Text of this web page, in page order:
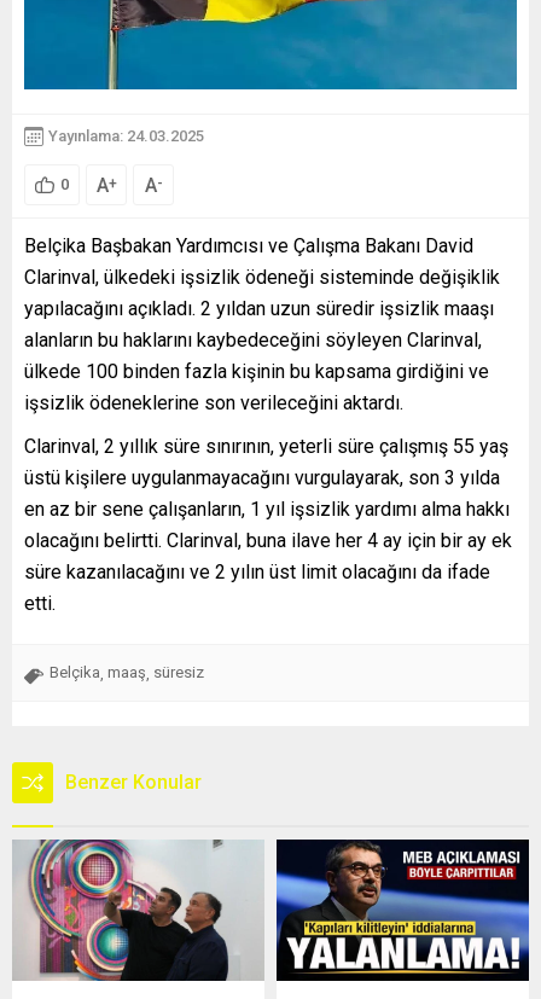
Yayınlama: 24.03.2025
0 A+ A-
Belçika Başbakan Yardımcısı ve Çalışma Bakanı David
Clarinval, ülkedeki işsizlik ödeneği sisteminde değişiklik
yapılacağını açıkladı. 2 yıldan uzun süredir işsizlik maaşı
alanların bu haklarını kaybedeceğini söyleyen Clarinval,
ülkede 100 binden fazla kişinin bu kapsama girdiğini ve
işsizlik ödeneklerine son verileceğini aktardı.
Clarinval, 2 yıllık süre sınırının, yeterli süre çalışmış 55 yaş
üstü kişilere uygulanmayacağını vurgulayarak, son 3 yılda
en az bir sene çalışanların, 1 yıl işsizlik yardımı alma hakkı
olacağını belirtti. Clarinval, buna ilave her 4 ay için bir ay ek
süre kazanılacağını ve 2 yılın üst limit olacağını da ifade
etti.
Belçika maaş süresiz
Benzer Konular